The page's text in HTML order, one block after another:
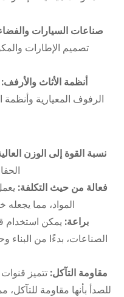
صناعات السيارات
تصميم الإطارات
أنظمة الأثاث والأرفف:
الرفوف المعيارية وأنظمة
نسبة القوة إلى الوزن
فعالة من حيث التكلفة:
المواد، مما يجعله
براعة:
الصناعات، بدءًا من البناء
مقاومة التآكل:
للصدأ بأنها مقاومة للتآكل،